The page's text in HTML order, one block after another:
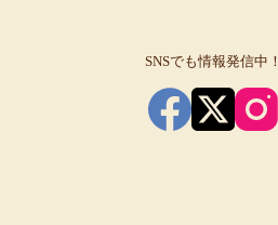
SNSでも情報発信中！